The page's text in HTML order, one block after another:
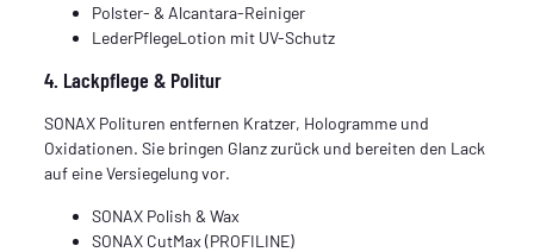
Polster- & Alcantara-Reiniger
LederPflegeLotion mit UV-Schutz
4. Lackpflege & Politur
SONAX Polituren entfernen Kratzer, Hologramme und
Oxidationen. Sie bringen Glanz zurück und bereiten den Lack
auf eine Versiegelung vor.
SONAX Polish & Wax
SONAX CutMax (PROFILINE)